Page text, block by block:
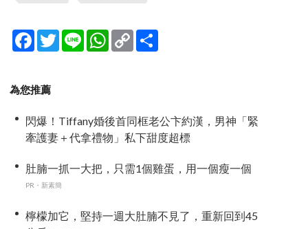
Facebook
TwitterLine WhatsApp
Copy
Link
為您推薦
閃爆！Tiffany婚後首同框老公卞約漢，男神「緊
牽護妻＋代拿禮物」私下甜度超標
肚腩一抓一大把，只需1個雞蛋，用一個瘦一個
PR・新素簡
檸檬加它，堅持一週大肚腩不見了，重新回到45